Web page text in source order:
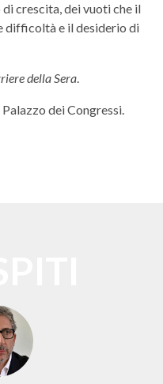
crescita, dei vuoti che il
difficoltà e il desiderio di
della Sera.
Palazzo dei Congressi.